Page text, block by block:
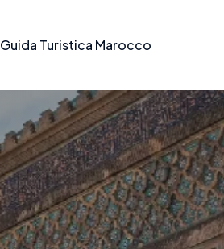
Guida Turistica Marocco